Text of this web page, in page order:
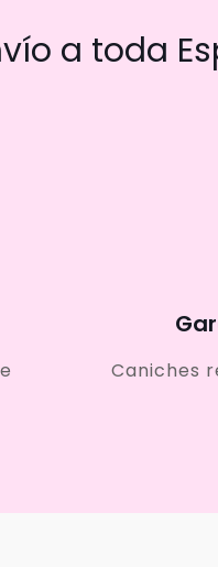
a toda
Caniches